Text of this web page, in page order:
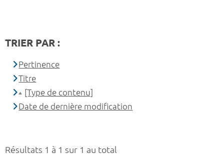
Résultats 1 à 1 sur 1 au total
TRIER PAR :
Pertinence
Titre
[Type de contenu]
Date de dernière modification